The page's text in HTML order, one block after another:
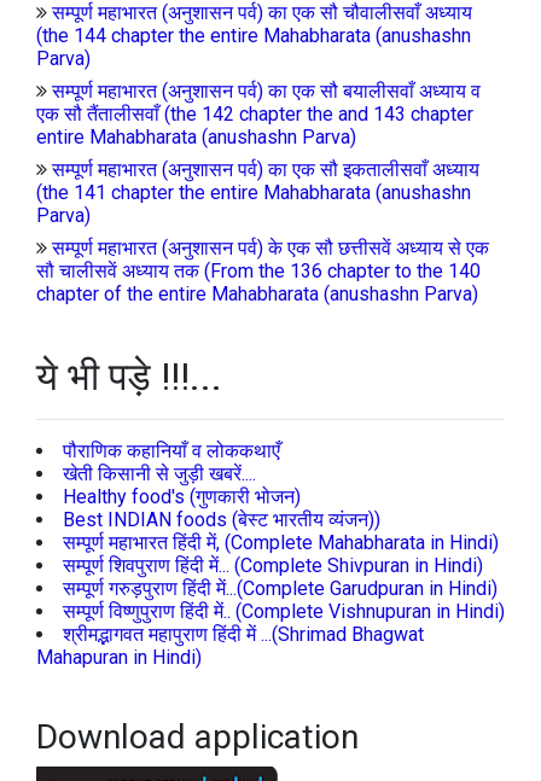
सम्पूर्ण महाभारत (अनुशासन पर्व) का एक सौ चौवालीसवाँ अध्याय
(the 144 chapter the entire Mahabharata (anushashn
Parva)
सम्पूर्ण महाभारत (अनुशासन पर्व) का एक सौ बयालीसवाँ अध्याय व
एक सौ तैंतालीसवाँ (the 142 chapter the and 143 chapter
entire Mahabharata (anushashn Parva)
सम्पूर्ण महाभारत (अनुशासन पर्व) का एक सौ इकतालीसवाँ अध्याय
(the 141 chapter the entire Mahabharata (anushashn
Parva)
सम्पूर्ण महाभारत (अनुशासन पर्व) के एक सौ छत्तीसवें अध्याय से एक
सौ चालीसवें अध्याय तक (From the 136 chapter to the 140
chapter of the entire Mahabharata (anushashn Parva)
ये भी पड़े !!!...
पौराणिक कहानियाँ व लोककथाएँ
खेती किसानी से जुड़ी खबरें....
Healthy food's (गुणकारी भोजन)
Best INDIAN foods (बेस्ट भारतीय व्यंजन))
सम्पूर्ण महाभारत हिंदी में, (Complete Mahabharata in Hindi)
सम्पूर्ण शिवपुराण हिंदी में... (Complete Shivpuran in Hindi)
सम्पूर्ण गरुड़पुराण हिंदी में...(Complete Garudpuran in Hindi)
सम्पूर्ण विष्णुपुराण हिंदी में.. (Complete Vishnupuran in Hindi)
श्रीमद्भागवत महापुराण हिंदी में ...(Shrimad Bhagwat
Mahapuran in Hindi)
Download application